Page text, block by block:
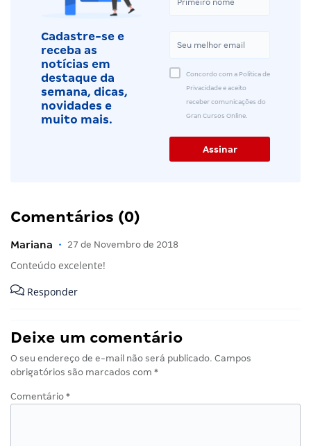
Cadastre-se e
receba as
notícias em
destaque da
semana, dicas,
novidades e
muito mais.
Concordo com a Política de
Privacidade e aceito
receber comunicações do
Gran Cursos Online.
Comentários (0)
Mariana • 27 de Novembro de 2018
Conteúdo excelente!
Responder
Deixe um comentário
O seu endereço de e-mail não será publicado. Campos
obrigatórios são marcados com *
Comentário *